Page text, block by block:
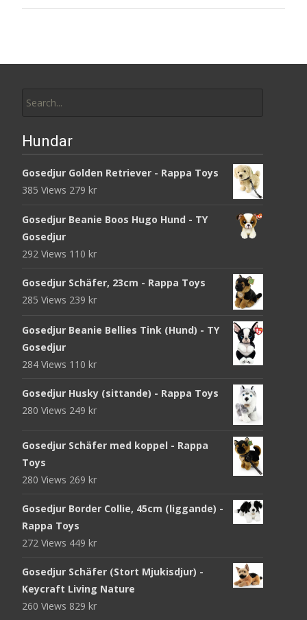
for:
Hundar
Gosedjur Golden Retriever - Rappa Toys
385 Views 279 kr
Gosedjur Beanie Boos Hugo Hund - TY
Gosedjur
292 Views 110 kr
Gosedjur Schäfer, 23cm - Rappa Toys
285 Views 239 kr
Gosedjur Beanie Bellies Tink (Hund) - TY
Gosedjur
284 Views 110 kr
Gosedjur Husky (sittande) - Rappa Toys
280 Views 249 kr
Gosedjur Schäfer med koppel - Rappa
Toys
280 Views 269 kr
Gosedjur Border Collie, 45cm (liggande) -
Rappa Toys
272 Views 449 kr
Gosedjur Schäfer (Stort Mjukisdjur) -
Keycraft Living Nature
260 Views 829 kr